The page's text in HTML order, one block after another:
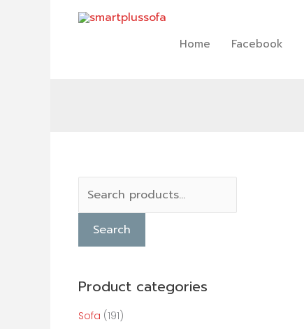
Home Facebook
r
h
f
Search
Product categories
Sofa (191)